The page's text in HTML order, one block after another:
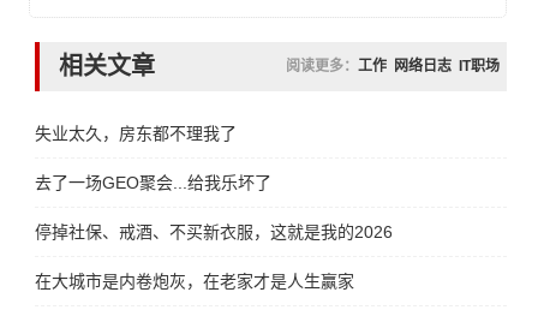
相关文章 阅读更多： 工作 网络日志 IT职场
失业太久，房东都不理我了
去了一场GEO聚会...给我乐坏了
停掉社保、戒酒、不买新衣服，这就是我的2026
在大城市是内卷炮灰，在老家才是人生赢家